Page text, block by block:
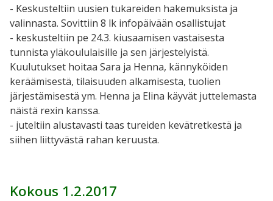
- Keskusteltiin uusien tukareiden hakemuksista ja
valinnasta. Sovittiin 8 lk infopäivään osallistujat
- keskusteltiin pe 24.3. kiusaamisen vastaisesta
tunnista yläkoululaisille ja sen järjestelyistä.
Kuulutukset hoitaa Sara ja Henna, kännyköiden
keräämisestä, tilaisuuden alkamisesta, tuolien
järjestämisestä ym. Henna ja Elina käyvät juttelemasta
näistä rexin kanssa.
- juteltiin alustavasti taas tureiden kevätretkestä ja
siihen liittyvästä rahan keruusta.
Kokous 1.2.2017